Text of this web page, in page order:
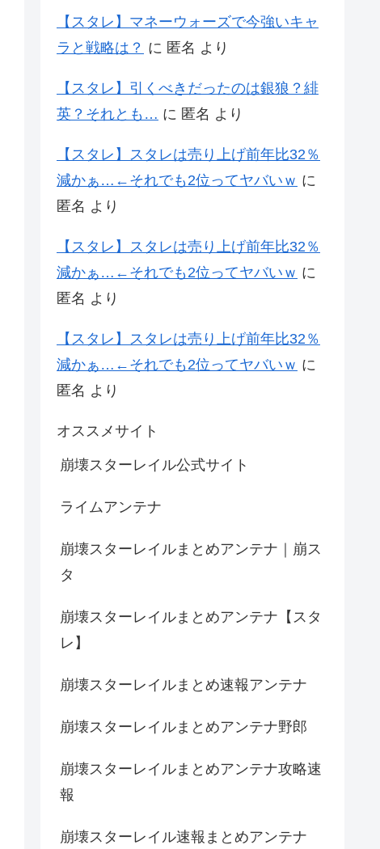
【スタレ】マネーウォーズで今強いキャ
ラと戦略は？ に 匿名 より
【スタレ】引くべきだったのは銀狼？緋
英？それとも… に 匿名 より
【スタレ】スタレは売り上げ前年比32％
減かぁ…←それでも2位ってヤバいｗ に
匿名 より
【スタレ】スタレは売り上げ前年比32％
減かぁ…←それでも2位ってヤバいｗ に
匿名 より
【スタレ】スタレは売り上げ前年比32％
減かぁ…←それでも2位ってヤバいｗ に
匿名 より
オススメサイト
崩壊スターレイル公式サイト
ライムアンテナ
崩壊スターレイルまとめアンテナ｜崩ス
タ
崩壊スターレイルまとめアンテナ【スタ
レ】
崩壊スターレイルまとめ速報アンテナ
崩壊スターレイルまとめアンテナ野郎
崩壊スターレイルまとめアンテナ攻略速
報
崩壊スターレイル速報まとめアンテナ